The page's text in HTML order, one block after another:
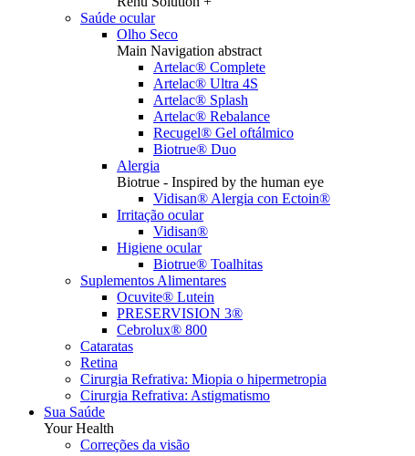
Saúde ocular
Olho Seco
Main Navigation abstract
Artelac® Complete
Artelac® Ultra 4S
Artelac® Splash
Artelac® Rebalance
Recugel® Gel oftálmico
Biotrue® Duo
Alergia
Biotrue - Inspired by the human eye
Vidisan® Alergia con Ectoin®
Irritação ocular
Vidisan®
Higiene ocular
Biotrue® Toalhitas
Suplementos Alimentares
Ocuvite® Lutein
PRESERVISION 3®
Cebrolux® 800
Cataratas
Retina
Cirurgia Refrativa: Miopia o hipermetropia
Cirurgia Refrativa: Astigmatismo
Sua Saúde
Your Health
Correções da visão